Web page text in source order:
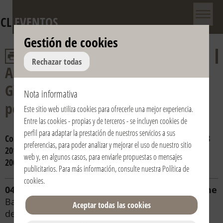
CLEVENTOS
Aniversario de la muerte de don
Giussani y del reconocimiento
pontificio de la Fraternidad
Consulta por año: 2024 2023 2022 2021 2020 2019
2018
2017
2016 2015 2014 2013 2012 2011 2010 2009
2007
2006
04/03/2012 | 18:00 | Italia / Italy | Roma / Rome
Basilica Papale di San Pietro in Vaticano - Altare
della Cattedra
Gestión de cookies
Rechazar todas
Nota informativa
Este sitio web utiliza cookies para ofrecerle una mejor experiencia.
Entre las cookies - propias y de terceros - se incluyen cookies de
perfil para adaptar la prestación de nuestros servicios a sus
preferencias, para poder analizar y mejorar el uso de nuestro sitio
web y, en algunos casos, para enviarle propuestas o mensajes
publicitarios. Para más información, consulte nuestra Política de
cookies.
Aceptar todas las cookies